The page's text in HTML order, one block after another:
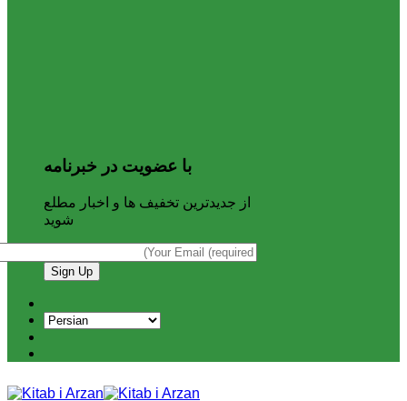
با عضویت در خبرنامه
از جدیدترین تخفیف ها و اخبار مطلع
شوید